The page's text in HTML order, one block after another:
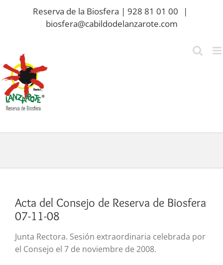
Reserva de la Biosfera | 928 81 01 00
|
biosfera@cabildodelanzarote.com
Acta del Consejo de Reserva de Biosfera
07-11-08
Junta Rectora. Sesión extraordinaria celebrada por
el Consejo el 7 de noviembre de 2008.